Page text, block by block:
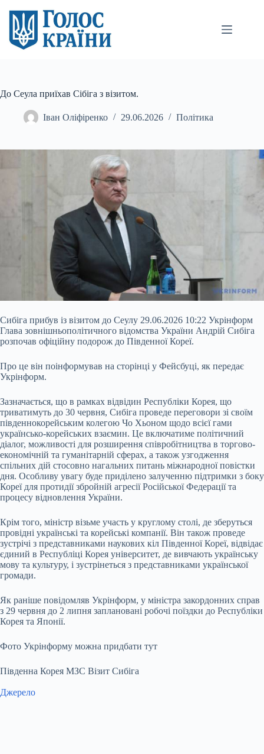
вмісту
До Сеула приїхав Сібіга з візитом.
Іван Оліфіренко 29.06.2026 Політика
Сибіга прибув із візитом до Сеулу 29.06.2026 10:22 Укрінформ
Глава зовнішньополітичного відомства України Андрій Сибіга
розпочав офіційну подорож до Південної Кореї.
Про це він поінформував на сторінці у Фейсбуці, як передає
Укрінформ.
Зазначається, що в рамках відвідин Республіки Корея, що
триватимуть до 30 червня, Сибіга проведе переговори зі своїм
південнокорейським колегою Чо Хьоном щодо всієї гами
українсько-корейських взаємин. Це включатиме політичний
діалог, можливості для розширення співробітництва в торгово-
економічній та гуманітарній сферах, а також узгодження
спільних дій стосовно нагальних питань міжнародної повістки
дня. Особливу увагу буде приділено залученню підтримки з боку
Кореї для протидії збройній агресії Російської Федерації та
процесу відновлення України.
Крім того, міністр візьме участь у круглому столі, де зберуться
провідні українські та корейські компанії. Він також проведе
зустрічі з представниками наукових кіл Південної Кореї, відвідає
єдиний в Республіці Корея університет, де вивчають українську
мову та культуру, і зустрінеться з представниками української
громади.
Як раніше повідомляв Укрінформ, у міністра закордонних справ
з 29 червня до 2 липня заплановані робочі поїздки до Республіки
Корея та Японії.
Фото Укрінформу можна придбати тут
Південна Корея МЗС Візит Сибіга
Джерело